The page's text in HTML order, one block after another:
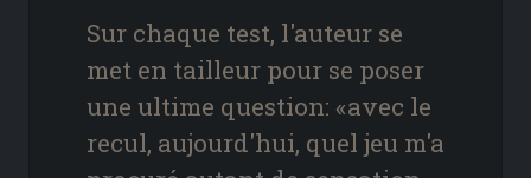
Sur chaque test, l'auteur se
met en tailleur pour se poser
une ultime question: «avec le
recul, aujourd'hui, quel jeu m'a